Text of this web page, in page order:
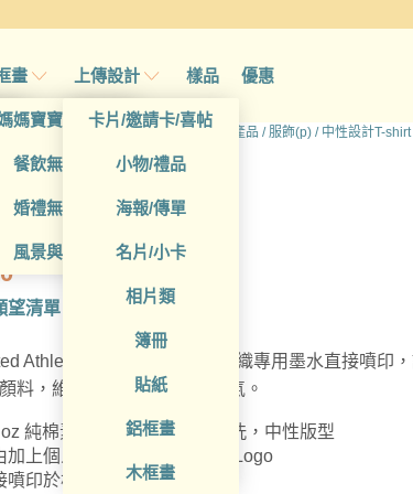
畫
媽寶寶無框畫
餐飲無框畫
婚禮無框畫
風景與藝術
上傳設計
卡片/邀請卡/喜帖
小物/禮品
海報/傳單
名片/小卡
相片類
簿冊
貼紙
鋁框畫
木框畫
樣品 優惠
首頁 / 所有產品 /服飾(p) / 中性設計T-shirt
望清單
Athle 素T + EPSON 原廠紡織專用墨水直接噴印
料，維持純棉纖維觸感與透氣。
純棉素T，厚度適中舒適耐洗，中性版型
加上個人設計 - 照片、文字、Logo
噴印於棉T，絕佳觸感與透氣